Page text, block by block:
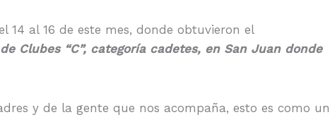
14 al 16 de este mes, donde obtuvieron el
Clubes “C”, categoría cadetes, en San Juan donde
y de la gente que nos acompaña, esto es como un